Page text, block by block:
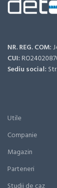
NR. REG. COM:
CUI:
Sediu social:
Utile
Companie
Magazin
Parteneri